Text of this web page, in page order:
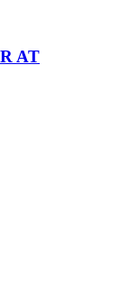
AT